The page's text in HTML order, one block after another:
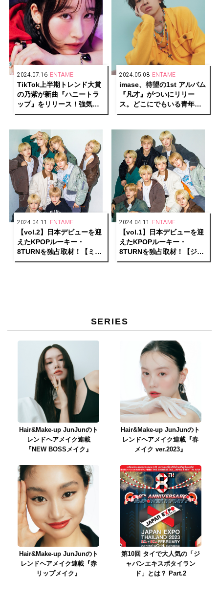
2024.07.16 ENTAME
TikTok上半期トレンド大賞
の乃紫が新曲『ハニートラ
ップ』をリリース！強気な
女の子を描く彼女の根源と
2024.05.08 ENTAME
imase、待望の1st アルバム
『凡才』がついにリリー
ス。どこにでもいる青年だ
った彼の“凡才なりの戦い
2024.04.11 ENTAME
【vol.2】日本デビューを迎
えたKPOPルーキー・
8TURNを独占取材！【ミョ
ンホ、ユンソン、ユンギ
2024.04.11 ENTAME
【vol.1】日本デビューを迎
えたKPOPルーキー・
8TURNを独占取材！【ジェ
ユン、ミノ、ヘミン、ギョ
SERIES
Hair&Make-up JunJunのト
レンドヘアメイク連載
『NEW BOSSメイク』
Hair&Make-up JunJunのト
レンドヘアメイク連載『春
メイク ver.2023』
Hair&Make-up JunJunのト
レンドヘアメイク連載『赤
リップメイク』
第10回 タイで大人気の「ジ
ャパンエキスポタイラン
ド」とは？ Part.2